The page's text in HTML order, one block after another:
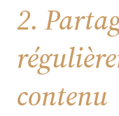
2.
contenu